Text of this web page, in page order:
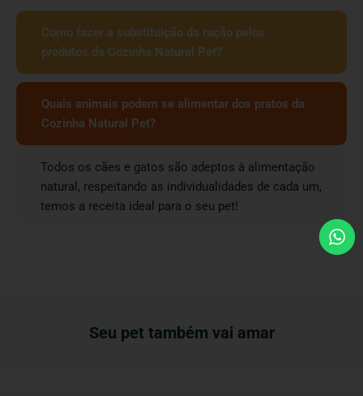
Como fazer a substituição da ração pelos
produtos da Cozinha Natural Pet?
Quais animais podem se alimentar dos pratos da
Cozinha Natural Pet?
Todos os cães e gatos são adeptos à alimentação
natural, respeitando as individualidades de cada um,
temos a receita ideal para o seu pet!
Seu pet também vai amar